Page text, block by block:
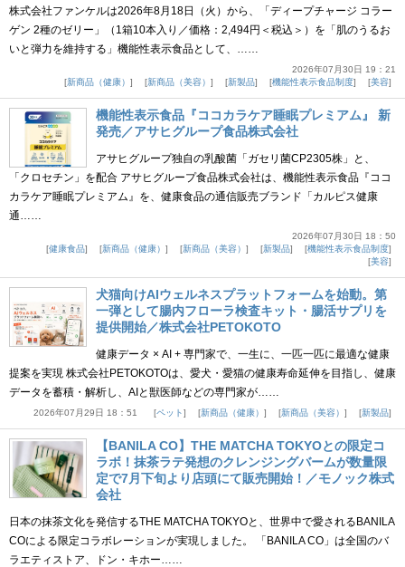
株式会社ファンケルは2026年8月18日（火）から、「ディープチャージ コラー
ゲン 2種のゼリー」（1箱10本入り／価格：2,494円＜税込＞）を「肌のうるお
いと弾力を維持する」機能性表示食品として、……
2026年07月30日 19：21
新商品（健康）
新商品（美容） 新製品 機能性表示食品制度 美容
機能性表示食品『ココカラケア睡眠プレミアム』 新
発売／アサヒグループ食品株式会社
アサヒグループ独自の乳酸菌「ガセリ菌CP2305株」と、
「クロセチン」を配合 アサヒグループ食品株式会社は、機能性表示食品『ココ
カラケア睡眠プレミアム』を、健康食品の通信販売ブランド「カルピス健康
通……
2026年07月30日 18：50
健康食品
新商品（健康） 新商品（美容） 新製品
機能性表示食品制度
美容
犬猫向けAIウェルネスプラットフォームを始動。第
一弾として腸内フローラ検査キット・腸活サプリを
提供開始／株式会社PETOKOTO
健康データ × AI + 専門家で、一生に、一匹一匹に最適な健康
提案を実現 株式会社PETOKOTOは、愛犬・愛猫の健康寿命延伸を目指し、健康
データを蓄積・解析し、AIと獣医師などの専門家が……
2026年07月29日 18：51 ペット 新商品（健康） 新商品（美容） 新製品
【BANILA CO】THE MATCHA TOKYOとの限定コ
ラボ！抹茶ラテ発想のクレンジングバームが数量限
定で7月下旬より店頭にて販売開始！／モノック株式
会社
日本の抹茶文化を発信するTHE MATCHA TOKYOと、世界中で愛されるBANILA
COによる限定コラボレーションが実現しました。 「BANILA CO」は全国のバ
ラエティストア、ドン・キホー……